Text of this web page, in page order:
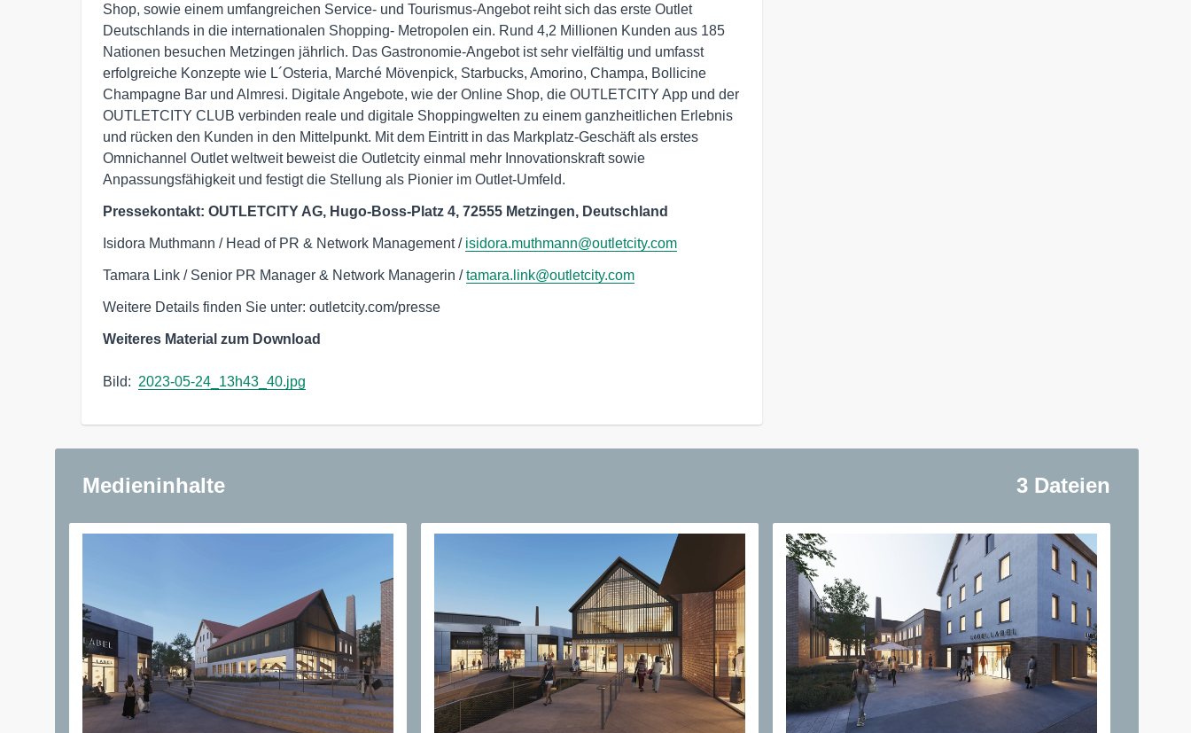
Shop, sowie einem umfangreichen Service- und Tourismus-Angebot reiht sich das erste Outlet
Deutschlands in die internationalen Shopping- Metropolen ein. Rund 4,2 Millionen Kunden aus 185
Nationen besuchen Metzingen jährlich. Das Gastronomie-Angebot ist sehr vielfältig und umfasst
erfolgreiche Konzepte wie L´Osteria, Marché Mövenpick, Starbucks, Amorino, Champa, Bollicine
Champagne Bar und Almresi. Digitale Angebote, wie der Online Shop, die OUTLETCITY App und der
OUTLETCITY CLUB verbinden reale und digitale Shoppingwelten zu einem ganzheitlichen Erlebnis
und rücken den Kunden in den Mittelpunkt. Mit dem Eintritt in das Markplatz-Geschäft als erstes
Omnichannel Outlet weltweit beweist die Outletcity einmal mehr Innovationskraft sowie
Anpassungsfähigkeit und festigt die Stellung als Pionier im Outlet-Umfeld.
Pressekontakt: OUTLETCITY AG, Hugo-Boss-Platz 4, 72555 Metzingen, Deutschland
Isidora Muthmann / Head of PR & Network Management / isidora.muthmann@outletcity.com
Tamara Link / Senior PR Manager & Network Managerin /tamara.link@outletcity.com
Weitere Details finden Sie unter: outletcity.com/presse
Weiteres Material zum Download
Bild: 2023-05-24_13h43_40.jpg
Medieninhalte 3 Dateien